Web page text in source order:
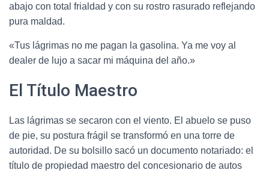
abajo con total frialdad y con su rostro rasurado reflejando
pura maldad.
«Tus lágrimas no me pagan la gasolina. Ya me voy al
dealer de lujo a sacar mi máquina del año.»
El Título Maestro
Las lágrimas se secaron con el viento. El abuelo se puso
de pie, su postura frágil se transformó en una torre de
autoridad. De su bolsillo sacó un documento notariado: el
título de propiedad maestro del concesionario de autos